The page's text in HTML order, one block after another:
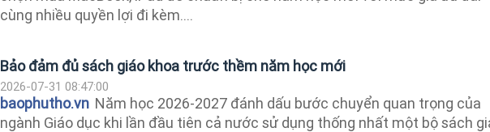
cùng nhiều quyền lợi đi kèm....
Bảo đảm đủ sách giáo khoa trước thềm năm học mới
2026-07-31 08:47:00
baophutho.vn Năm học 2026-2027 đánh dấu bước chuyển quan trọng của
ngành Giáo dục khi lần đầu tiên cả nước sử dụng thống nhất một bộ sách